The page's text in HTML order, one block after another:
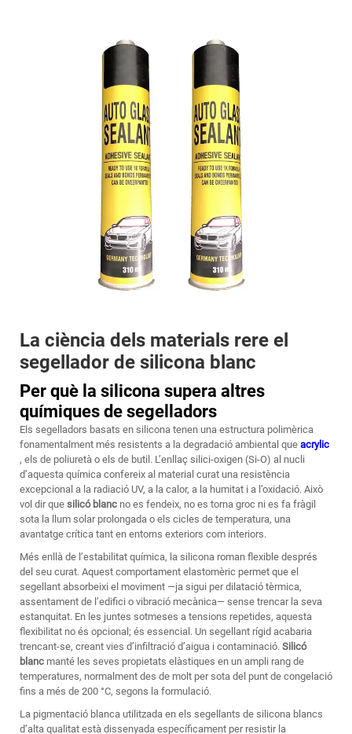
La ciència dels materials rere el
segellador de silicona blanc
Per què la silicona supera altres
químiques de segelladors
Els segelladors basats en silicona tenen una estructura polimèrica
fonamentalment més resistents a la degradació ambiental que acrylic
, els de poliuretà o els de butil. L’enllaç silici-oxigen (Si-O) al nucli
d’aquesta química confereix al material curat una resistència
excepcional a la radiació UV, a la calor, a la humitat i a l’oxidació. Això
vol dir que silicó blanc no es fendeix, no es torna groc ni es fa fràgil
sota la llum solar prolongada o els cicles de temperatura, una
avantatge crítica tant en entorns exteriors com interiors.
Més enllà de l’estabilitat química, la silicona roman flexible després
del seu curat. Aquest comportament elastomèric permet que el
segellant absorbeixi el moviment —ja sigui per dilatació tèrmica,
assentament de l’edifici o vibració mecànica— sense trencar la seva
estanquitat. En les juntes sotmeses a tensions repetides, aquesta
flexibilitat no és opcional; és essencial. Un segellant rígid acabaria
trencant-se, creant vies d’infiltració d’aigua i contaminació. Silicó
blanc manté les seves propietats elàstiques en un ampli rang de
temperatures, normalment des de molt per sota del punt de congelació
fins a més de 200 °C, segons la formulació.
La pigmentació blanca utilitzada en els segellants de silicona blancs
d’alta qualitat està dissenyada específicament per resistir la